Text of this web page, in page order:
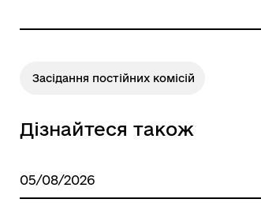
Засідання постійних комісій
Дізнайтеся також
05/08/2026